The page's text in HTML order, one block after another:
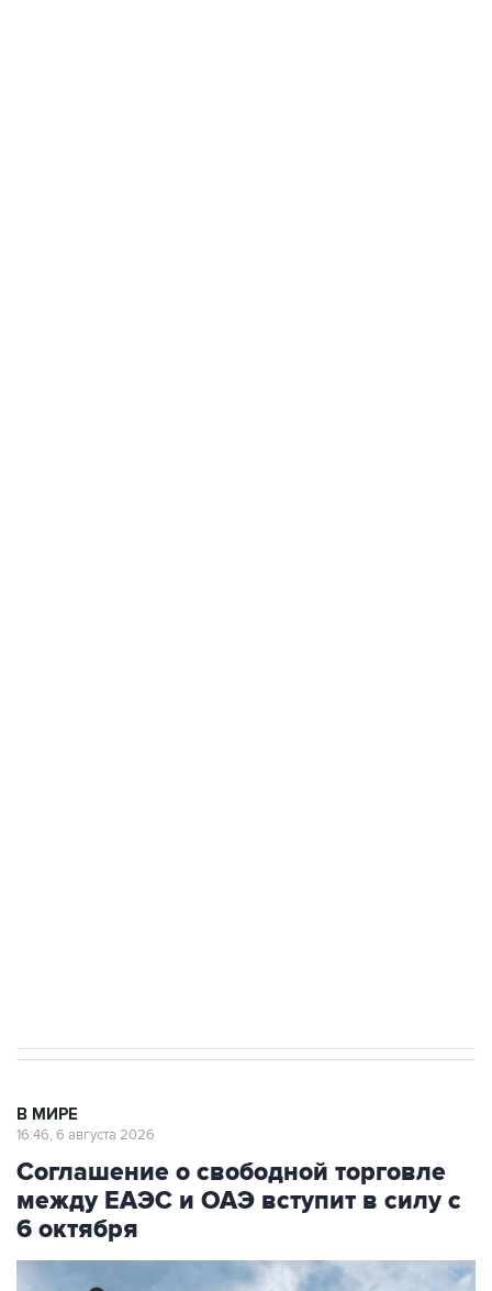
В МИРЕ
16:46, 6 августа 2026
Соглашение о свободной торговле
между ЕАЭС и ОАЭ вступит в силу с
6 октября